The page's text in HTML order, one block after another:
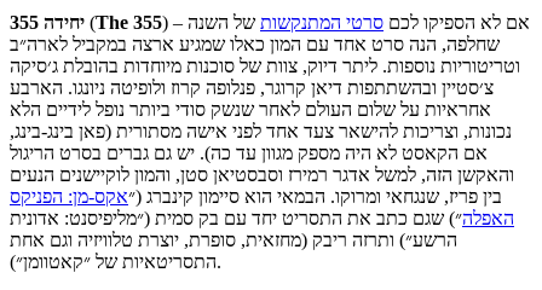
יחידה 355 (The 355 ) – אם לא הספיקו לכם סרטי המתנקשות של השנה
שחלפה, הנה סרט אחד עם המון כאלו שמגיע ארצה במקביל לארה״ב
וטריטוריות נוספות. ליתר דיוק, צוות של סוכנות מיוחדות בהובלת ג׳סיקה
צ׳סטיין ובהשתתפות דיאן קרוגר, פנלופה קרוז ולופיטה ניונגו. הארבע
אחראיות על שלום העולם לאחר שנשק סודי ביותר נופל לידיים הלא
נכונות, וצריכות להישאר צעד אחד לפני אישה מסתורית (פאן בינג-בינג,
אם הקאסט לא היה מספק מגוון עד כה). יש גם גברים בסרט הריגול
והאקשן הזה, למשל אדגר רמירז וסבסטיאן סטן, והמון לוקיישנים הנעים
בין פריז, שנגחאי ומרוקו. הבמאי הוא סיימון קינברג (״אקס-מן: הפניקס
האפלה״) שגם כתב את התסריט יחד עם בק סמית (״מליפיסנט: אדונית
הרשע״) ותרזה ריבק (מחזאית, סופרת, יוצרת טלוויזיה וגם אחת
התסריטאיות של ״קאטוומן״).